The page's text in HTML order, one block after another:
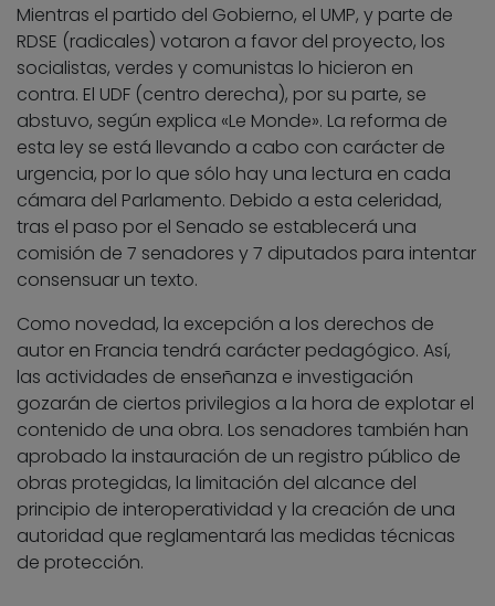
Mientras el partido del Gobierno, el UMP, y parte de
RDSE (radicales) votaron a favor del proyecto, los
socialistas, verdes y comunistas lo hicieron en
contra. El UDF (centro derecha), por su parte, se
abstuvo, según explica «Le Monde». La reforma de
esta ley se está llevando a cabo con carácter de
urgencia, por lo que sólo hay una lectura en cada
cámara del Parlamento. Debido a esta celeridad,
tras el paso por el Senado se establecerá una
comisión de 7 senadores y 7 diputados para intentar
consensuar un texto.
Como novedad, la excepción a los derechos de
autor en Francia tendrá carácter pedagógico. Así,
las actividades de enseñanza e investigación
gozarán de ciertos privilegios a la hora de explotar el
contenido de una obra. Los senadores también han
aprobado la instauración de un registro público de
obras protegidas, la limitación del alcance del
principio de interoperatividad y la creación de una
autoridad que reglamentará las medidas técnicas
de protección.